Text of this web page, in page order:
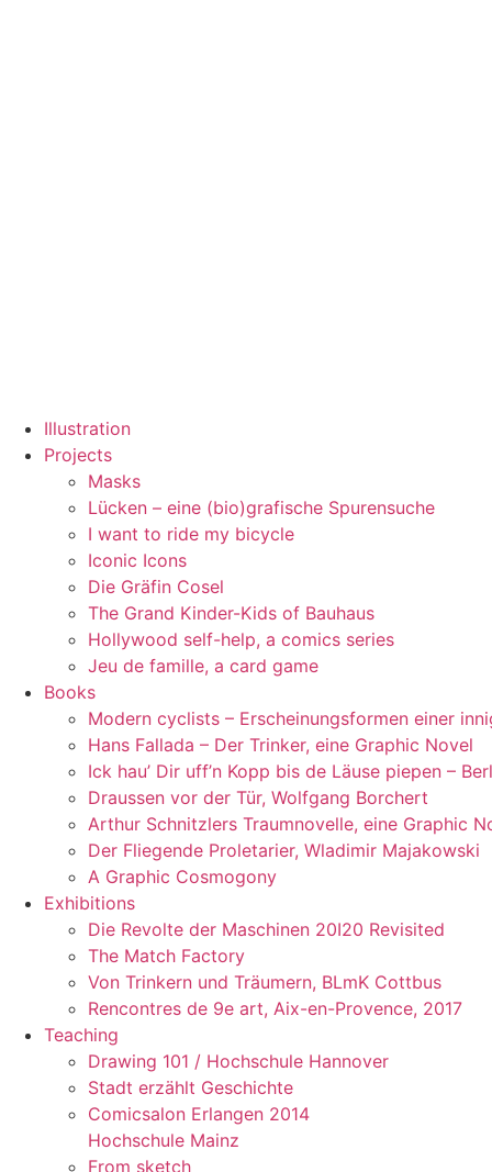
Illustration
Projects
Masks
Lücken – eine (bio)grafische Spurensuche
I want to ride my bicycle
Iconic Icons
Die Gräfin Cosel
The Grand Kinder-Kids of Bauhaus
Hollywood self-help, a comics series
Jeu de famille, a card game
Books
Modern cyclists – Erscheinungsformen einer
Hans Fallada – Der Trinker, eine Graphic Novel
Ick hau’ Dir uff’n Kopp bis de Läuse piepen –
Draussen vor der Tür, Wolfgang Borchert
Arthur Schnitzlers Traumnovelle, eine Graphic
Der Fliegende Proletarier, Wladimir Majakowski
A Graphic Cosmogony
Exhibitions
Die Revolte der Maschinen 20I20 Revisited
The Match Factory
Von Trinkern und Träumern, BLmK Cottbus
Rencontres de 9e art, Aix-en-Provence, 2017
Teaching
Drawing 101 / Hochschule Hannover
Stadt erzählt Geschichte
Comicsalon Erlangen 2014
Hochschule Mainz
From sketch